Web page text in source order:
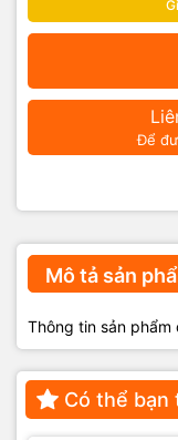
Để
Mô tả sản
Thông tin sản
Có thể bạn